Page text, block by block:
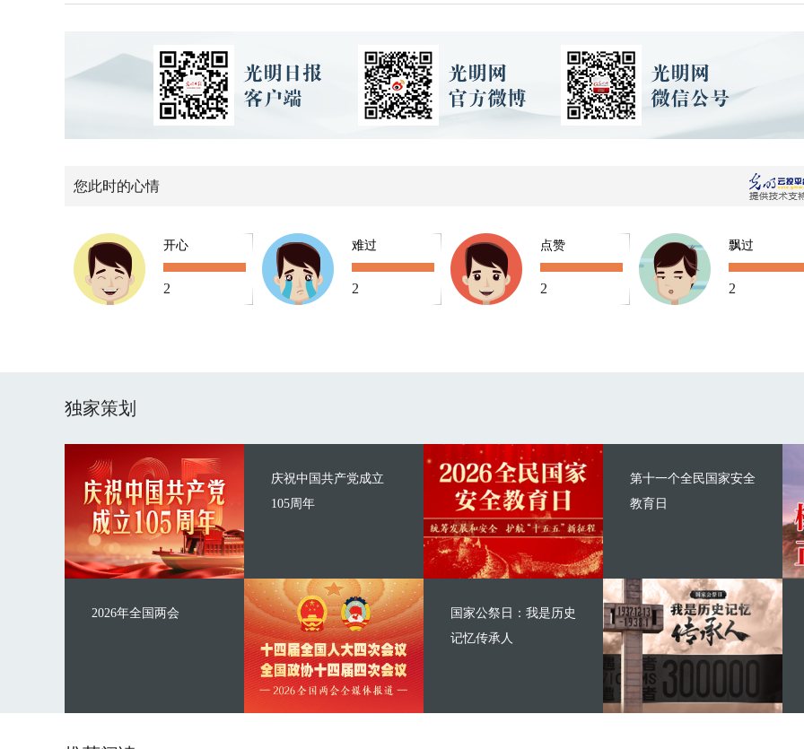
您此时的心情
开心
2
难过
2
点赞
2
飘过
2
独家策划
庆祝中国共产党成立
105周年
2026年全国两会
第十一个全民国家安全
教育日
国家公祭日：我是历史
记忆传承人